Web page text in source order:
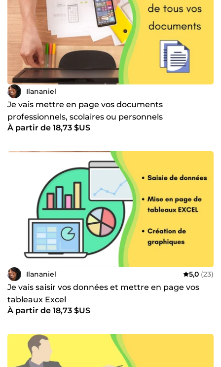
Ilananiel
Je vais mettre en page vos documents
professionnels, scolaires ou personnels
À partir de 18,73 $US
Ilananiel 5,0 (23)
Je vais saisir vos données et mettre en page vos
tableaux Excel
À partir de 18,73 $US